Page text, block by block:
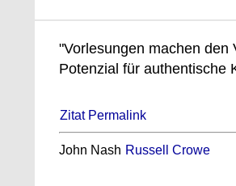
"Vorlesungen machen den
Potenzial für authentische
Zitat Permalink
John Nash Russell Crowe